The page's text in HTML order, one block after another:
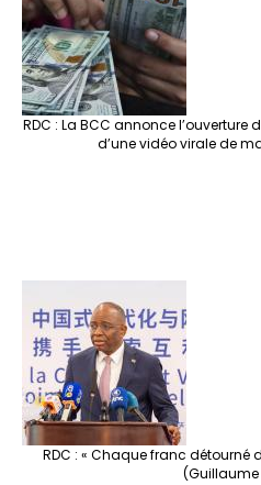
RDC : La BCC annonce
d’une vidéo virale de
RDC : « Chaque franc détourné
(Guillaume